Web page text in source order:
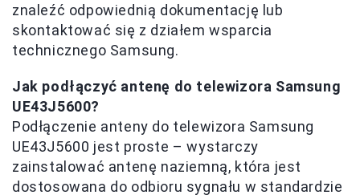
znaleźć odpowiednią dokumentację lub
skontaktować się z działem wsparcia
technicznego Samsung.
Jak podłączyć antenę do telewizora Samsung
UE43J5600?
Podłączenie anteny do telewizora Samsung
UE43J5600 jest proste – wystarczy
zainstalować antenę naziemną, która jest
dostosowana do odbioru sygnału w standardzie